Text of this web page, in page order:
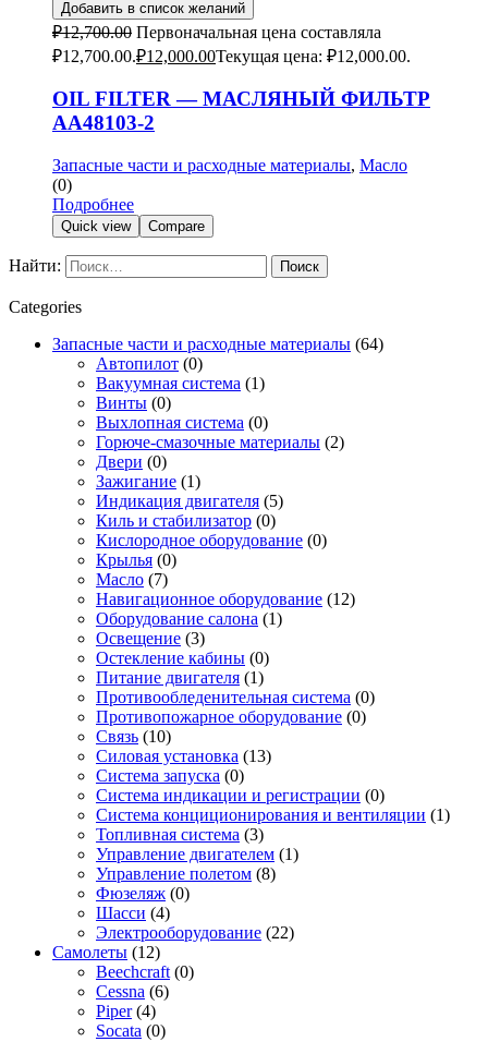
Добавить в список желаний
₽12,700.00 Первоначальная цена составляла
₽12,700.00.₽12,000.00Текущая цена: ₽12,000.00.
OIL FILTER — МАСЛЯНЫЙ ФИЛЬТР
AA48103-2
Запасные части и расходные материалы, Масло
(0)
Подробнее
Quick view Compare
Найти:
Categories
Запасные части и расходные материалы (64)
Автопилот (0)
Вакуумная система (1)
Винты (0)
Выхлопная система (0)
Горюче-смазочные материалы (2)
Двери (0)
Зажигание (1)
Индикация двигателя (5)
Киль и стабилизатор (0)
Кислородное оборудование (0)
Крылья (0)
Масло (7)
Навигационное оборудование (12)
Оборудование салона (1)
Освещение (3)
Остекление кабины (0)
Питание двигателя (1)
Противообледенительная система (0)
Противопожарное оборудование (0)
Связь (10)
Силовая установка (13)
Система запуска (0)
Система индикации и регистрации (0)
Система конциционирования и вентиляции (1)
Топливная система (3)
Управление двигателем (1)
Управление полетом (8)
Фюзеляж (0)
Шасси (4)
Электрооборудование (22)
Самолеты (12)
Beechcraft (0)
Cessna (6)
Piper (4)
Socata (0)